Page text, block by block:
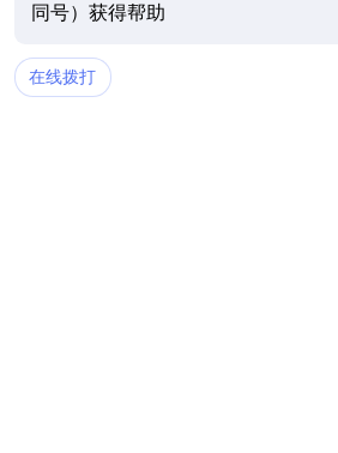
同号）获得帮助
在线拨打